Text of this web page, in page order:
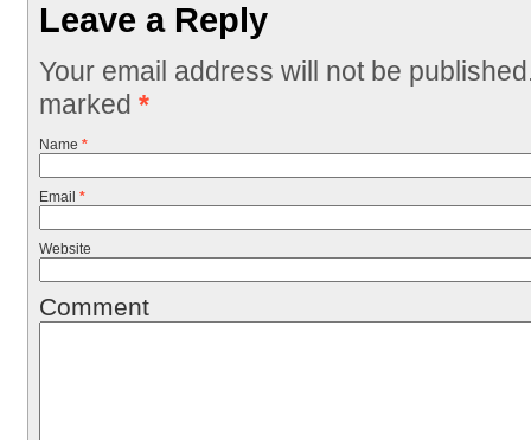
Leave a Reply
Your email address will not be
marked *
Name *
Email *
Website
Comment